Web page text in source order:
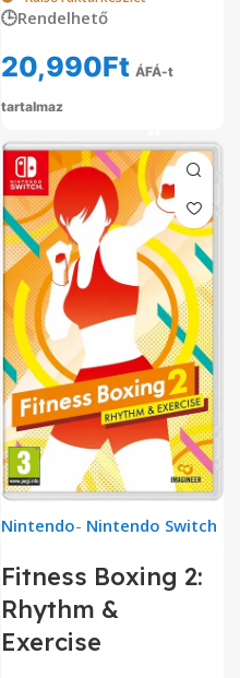
🕒Rendelhető
20,990Ft ÁFÁ-t
tartalmaz
Nintendo- Nintendo Switch
Fitness Boxing 2:
Rhythm &
Exercise